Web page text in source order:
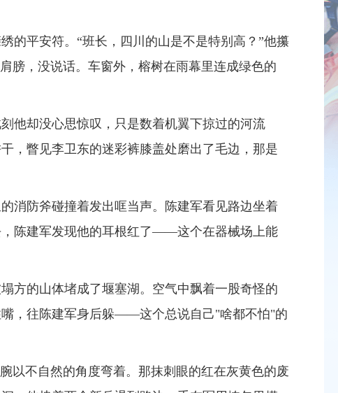
的平安符。 “班长，四川的山是不是特别高？ ”他攥
膀，没说话。车窗外，榕树在雨幕里连成绿色的
他却没心思惊叹，只是数着机翼下掠过的河流
，瞥见李卫东的迷彩裤膝盖处磨出了毛边，那是
消防斧碰撞着发出哐当声。陈建军看见路边坐着
，陈建军发现他的耳根红了——这个在器械场上能
方的山体堵成了堰塞湖。空气中飘着一股奇怪的
，往陈建军身后躲——这个总说自己"啥都不怕"的
以不自然的角度弯着。那抹刺眼的红在灰黄色的废